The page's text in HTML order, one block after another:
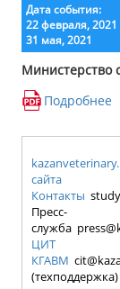
Дата события:
22 февраля, 2021
31 мая, 2021
Министерство
Подробнее
сайта
Контакты
Пресс-
служба
ЦИТ
КГАВМ
(техподдержка)